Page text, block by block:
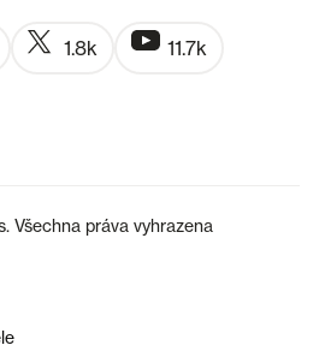
1.8k 11.7k
Všechna práva vyhrazena